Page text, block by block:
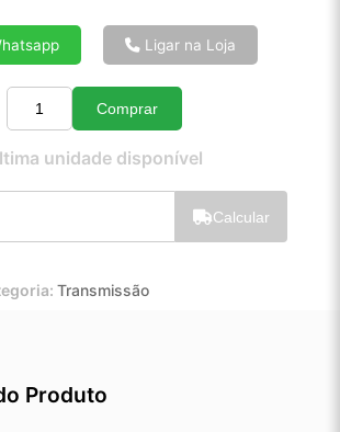
Ligar na Loja
Quantidade
Comprar
unidade disponível
Calcular
Transmissão
Produto